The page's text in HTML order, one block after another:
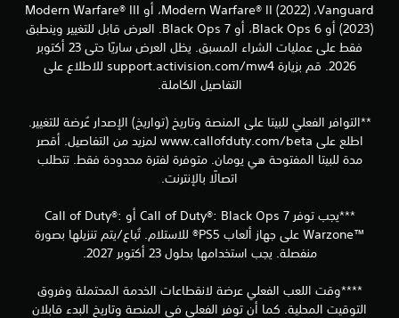
Vanguard،‏ Modern Warfare® II (2022)‎‏‏‎، أو Modern Warfare® III
(2023)‎‏‏ أو Black Ops 6،‏‏ أو Black Ops 7. العرض قابل للتغيير وينطبق
فقط على عمليات الشراء المسبق. يظل العرض ساريًا حتى 23 أكتوبر
2026. قم بزيارة support.activision.com/mw4 للاطلاع على
التفاصيل الكاملة.
**التوافر الفعلي للبيتا على المنصة وتاريخ (تواريخ) الإصدار عُرضة للتغيير.
اطلع على www.callofduty.com/beta لمزيد من التفاصيل. أقصر
مدة للبيتا المفتوحة هي يومان. متوفرة لفترة محدودة فقط. تتطلب
اتصالًا بالإنترنت.
***يجب توفر Call of Duty®: Black Ops 7 أو Call of Duty®:
Warzone™‎ على جهاز ألعاب PS5® للاستلام. تُباع/يتم تنزيلها بصورة
منفصلة. يجب استخدامها بحلول 23 أكتوبر 2027.
****وقت اللعب الفعلي عرضة لانقطاعات الخدمة المحتملة وفروق
التوقيت المحلية. كما أن توفر الفعلي في المنصة وتاريخ البدء قابلان